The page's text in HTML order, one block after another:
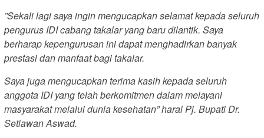
”Sekali lagi saya ingin mengucapkan selamat kepada seluruh
pengurus IDI cabang takalar yang baru dilantik. Saya
berharap kepengurusan ini dapat menghadirkan banyak
prestasi dan manfaat bagi takalar.
Saya juga mengucapkan terima kasih kepada seluruh
anggota IDI yang telah berkomitmen dalam melayani
masyarakat melalui dunia kesehatan” haral Pj. Bupati Dr.
Setiawan Aswad.